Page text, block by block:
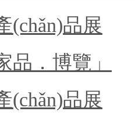
(chǎn)品展
品．博覽」
(chǎn)品展